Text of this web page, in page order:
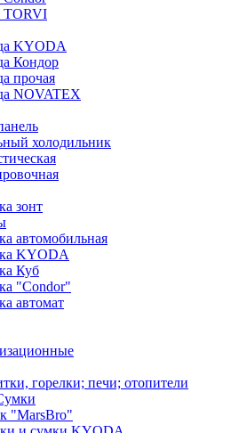
TORVI
KYODA
Кондор
прочая
NOVATEX
холодильник
зонт
автомобильная
KYODA
Куб
"Condor"
автомат
горелки; печи; отопители
"MarsBro"